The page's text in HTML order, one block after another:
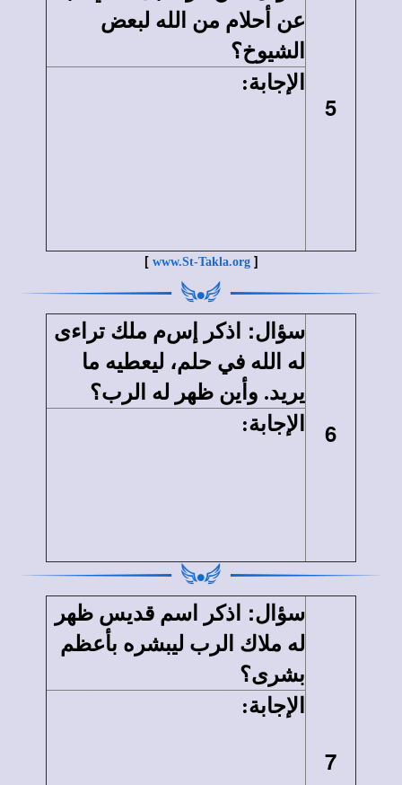
5
عن أحلام من الله لبعض
الشيوخ؟
الإجابة:
[ www.St-Takla.org]
6
سؤال: اذكر إ سم ملك تراءى
له الله في حلم، ليعطيه ما
يريد. وأين ظهر له الرب؟
الإجابة:
7
سؤال:
اذكر اسم قديس ظهر
له ملاك الرب ليبشره بأعظم
بشرى؟
الإجابة: